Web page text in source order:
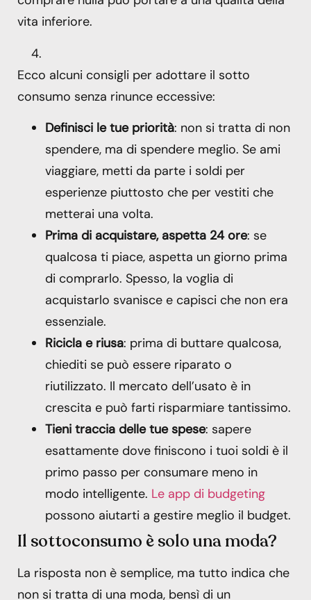
vita inferiore.
Ecco alcuni consigli per adottare il sotto
consumo senza rinunce eccessive:
Definisci le tue priorità: non si tratta di non
spendere, ma di spendere meglio. Se ami
viaggiare, metti da parte i soldi per
esperienze piuttosto che per vestiti che
metterai una volta.
Prima di acquistare, aspetta 24 ore: se
qualcosa ti piace, aspetta un giorno prima
di comprarlo. Spesso, la voglia di
acquistarlo svanisce e capisci che non era
essenziale.
Ricicla e riusa: prima di buttare qualcosa,
chiediti se può essere riparato o
riutilizzato. Il mercato dell’usato è in
crescita e può farti risparmiare tantissimo.
Tieni traccia delle tue spese: sapere
esattamente dove finiscono i tuoi soldi è il
primo passo per consumare meno in
modo intelligente. Le app di budgeting
possono aiutarti a gestire meglio il budget.
Il sottoconsumo è solo una moda?
La risposta non è semplice, ma tutto indica che
non si tratta di una moda, bensì di un